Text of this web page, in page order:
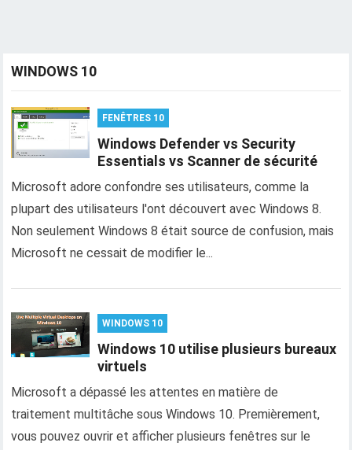
WINDOWS 10
FENÊTRES 10
Windows Defender vs Security
Essentials vs Scanner de sécurité
Microsoft adore confondre ses utilisateurs, comme la
plupart des utilisateurs l'ont découvert avec Windows 8.
Non seulement Windows 8 était source de confusion, mais
Microsoft ne cessait de modifier le...
WINDOWS 10
Windows 10 utilise plusieurs bureaux
virtuels
Microsoft a dépassé les attentes en matière de
traitement multitâche sous Windows 10. Premièrement,
vous pouvez ouvrir et afficher plusieurs fenêtres sur le